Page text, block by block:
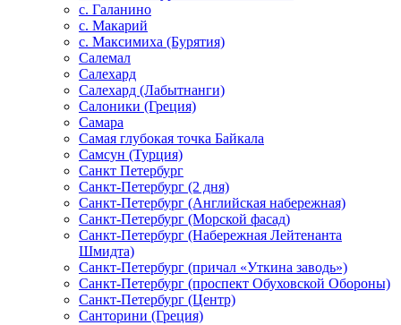
с. Галанино
с. Макарий
с. Максимиха (Бурятия)
Салемал
Салехард
Салехард (Лабытнанги)
Салоники (Греция)
Самара
Самая глубокая точка Байкала
Самсун (Турция)
Санкт Петербург
Санкт-Петербург (2 дня)
Санкт-Петербург (Английская набережная)
Санкт-Петербург (Морской фасад)
Санкт-Петербург (Набережная Лейтенанта
Шмидта)
Санкт-Петербург (причал «Уткина заводь»)
Санкт-Петербург (проспект Обуховской Обороны)
Санкт-Петербург (Центр)
Санторини (Греция)